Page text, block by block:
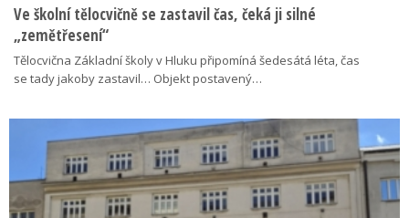
Ve školní tělocvičně se zastavil čas, čeká ji silné
„zemětřesení“
Tělocvična Základní školy v Hluku připomíná šedesátá léta, čas
se tady jakoby zastavil… Objekt postavený…